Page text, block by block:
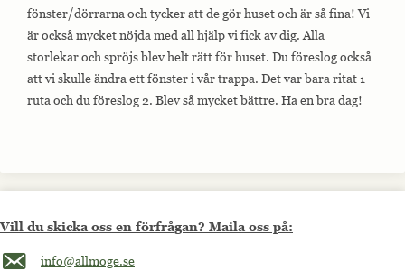
fönster/dörrarna och tycker att de gör huset och är så fina! Vi
är också mycket nöjda med all hjälp vi fick av dig. Alla
storlekar och spröjs blev helt rätt för huset. Du föreslog också
att vi skulle ändra ett fönster i vår trappa. Det var bara ritat 1
ruta och du föreslog 2. Blev så mycket bättre. Ha en bra dag!
Vill du skicka oss en förfrågan? Maila oss på:
Maila oss på info@allmoge.se
info@allmoge.se